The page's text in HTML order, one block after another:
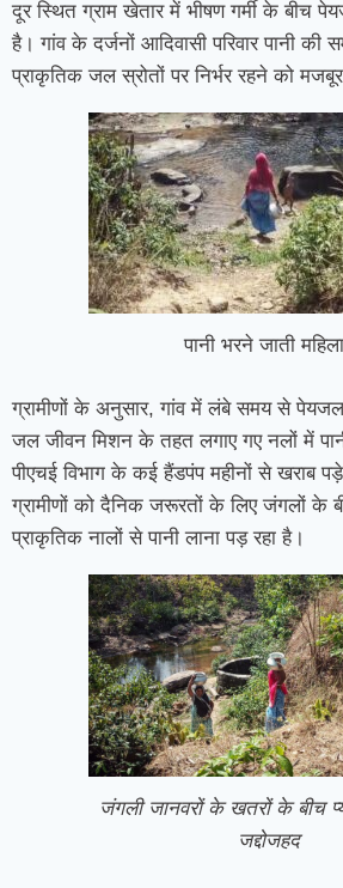
दूर स्थित ग्राम खेतार में भीषण गर्मी के बीच
है। गांव के दर्जनों आदिवासी परिवार पानी
प्राकृतिक जल स्रोतों पर निर्भर रहने को
पानी भरने जाती
ग्रामीणों के अनुसार, गांव में लंबे समय से पेयजल
जल जीवन मिशन के तहत लगाए गए नलों में
पीएचई विभाग के कई हैंडपंप महीनों से खराब
ग्रामीणों को दैनिक जरूरतों के लिए जंगलों के
प्राकृतिक नालों से पानी लाना पड़ रहा है।
जंगली जानवरों के खतरों के बीच
जद्दोजहद